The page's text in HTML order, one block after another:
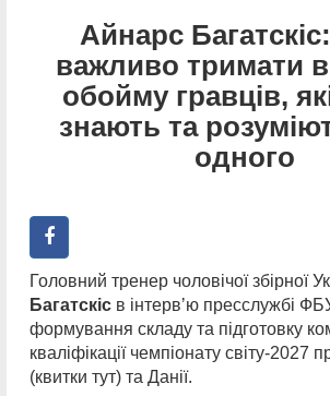
Айнарс
важливо тримати в
обойму гравців,
знають та
одного
Головний тренер чоловічої збірної
Багатскіс в інтервʼю пресслужбі
формування складу та підготовку
кваліфікації чемпіонату світу-2027
(квитки тут) та Данії.